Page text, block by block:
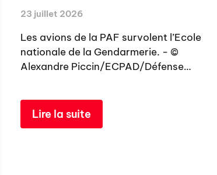
23 juillet 2026
Les avions de la PAF survolent l’Ecole
nationale de la Gendarmerie. - ©
Alexandre Piccin/ECPAD/Défense…
Lire la suite